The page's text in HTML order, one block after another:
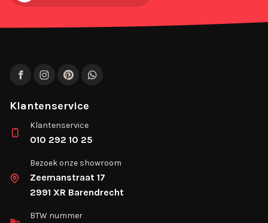
FacebookInstagram
PinterestWhatsApp
Klantenservice
Klantenservice
010 292 10 25
Bezoek onze showroom
Zeemanstraat 17
2991 XR Barendrecht
BTW nummer